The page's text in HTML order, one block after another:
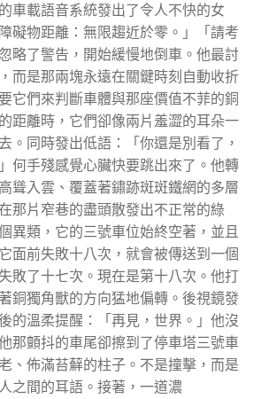
車載語音系統發出了令人不快的女
礙物距離：無限趨近於零。」「請考
略了警告，開始緩慢地倒車。他最討
而是那兩塊永遠在關鍵時刻自動收折
它們來判斷車體與那座價值不菲的銅
距離時，它們卻像兩片羞澀的耳朵一
。同時發出低語：「你還是別看了，
何手殘感覺心臟快要跳出來了。他轉
聳入雲、覆蓋著鏽跡斑斑鐵網的多層
那片窄巷的盡頭散發出不正常的綠
異類，它的三號車位始終空著，並且
面前失敗十八次，就會被傳送到一個
敗了十七次。現在是第十八次。他打
銅獨角獸的方向猛地偏轉。後視鏡發
的溫柔提醒：「再見，世界。」他沒
那顫抖的車尾卻擦到了停車塔三號車
、佈滿苔蘚的柱子。不是撞擊，而是
之間的耳語。接著，一道濃